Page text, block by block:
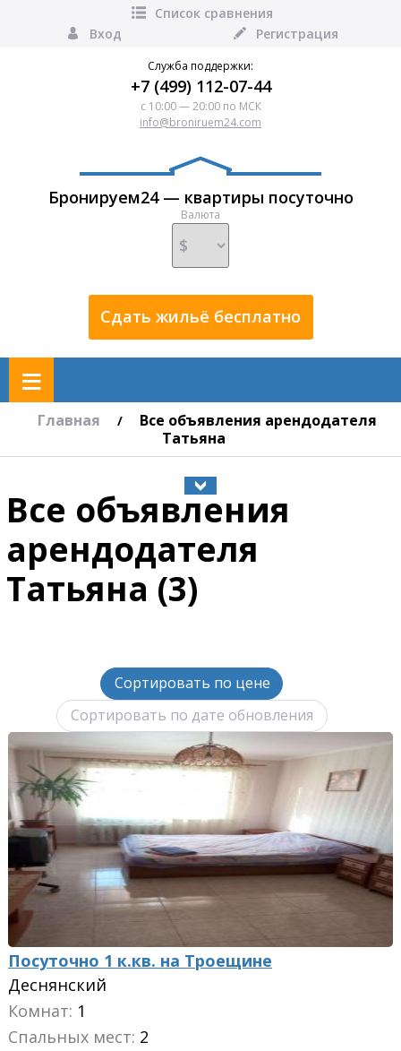
Список сравнения
Вход
Регистрация
Служба поддержки:
+7 (499) 112-07-44
с 10:00 — 20:00 по МСК
info@broniruem24.com
Бронируем24 — квартиры посуточно
Валюта
Сдать жильё бесплатно
≡
Главная /
Все объявления арендодателя
Татьяна
Все объявления
арендодателя
Татьяна (3)
Сортировать по цене
Сортировать по дате обновления
Посуточно 1 к.кв. на Троещине
Деснянский
Комнат: 1
Спальных мест: 2